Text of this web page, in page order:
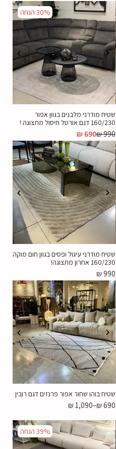
30% הנחה
שטיח מודרני מלבנים בגוון אפור
160/230 דגם אורטל חיסול מתצוגה !
₪990
₪ 690
שטיח מודרני עיגול ופסים בגוון חום מוקה
160/230 אחרון מתצוגה!
₪990
שטיח בוהו שחור אפור פרנזים דגם רובין
₪690
–
₪1,090
39% הנחה